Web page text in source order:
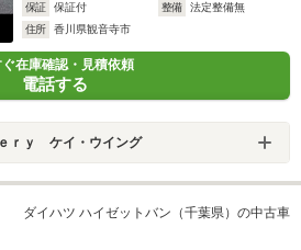
保証
保証付 整備
法定整備無
住所
香川県観音寺市
在庫確認・見積依頼
電話する
ｒｙ ケイ・ウイング
ダイハツ ハイゼットバン（千葉県）の中古車